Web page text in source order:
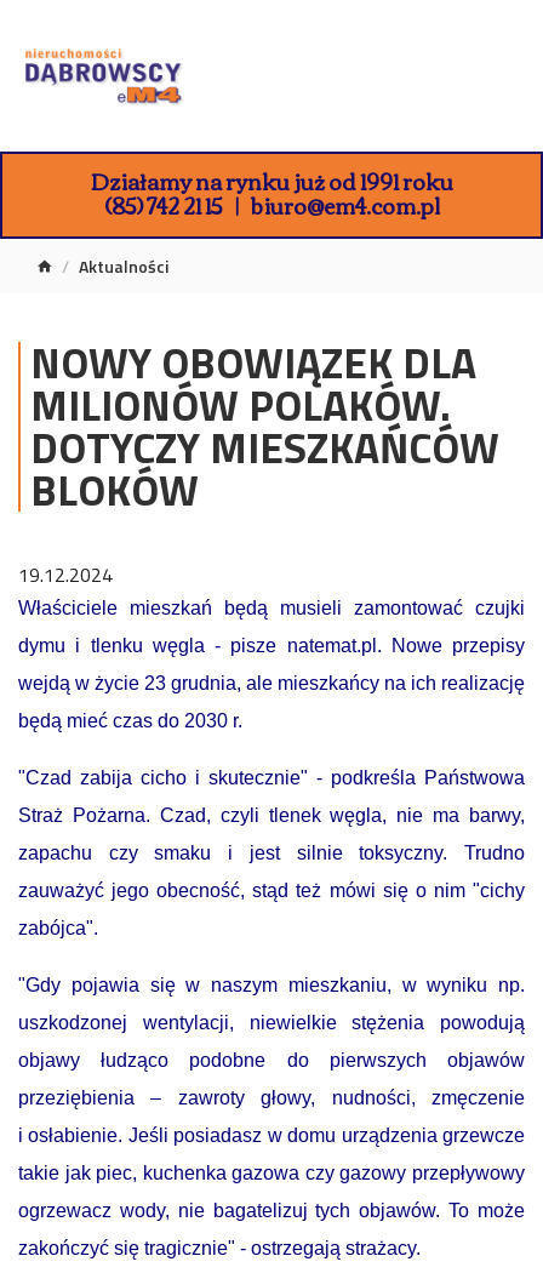
Działamy na rynku już od 1991 roku
(85) 742 21 15 biuro@em4.com.pl
Aktualności
NOWY OBOWIĄZEK DLA
MILIONÓW POLAKÓW.
DOTYCZY MIESZKAŃCÓW
BLOKÓW
19.12.2024
Właściciele mieszkań będą musieli zamontować czujki
dymu i tlenku węgla - pisze natemat.pl. Nowe przepisy
wejdą w życie 23 grudnia, ale mieszkańcy na ich realizację
będą mieć czas do 2030 r.
"Czad zabija cicho i skutecznie" - podkreśla Państwowa
Straż Pożarna. Czad, czyli tlenek węgla, nie ma barwy,
zapachu czy smaku i jest silnie toksyczny. Trudno
zauważyć jego obecność, stąd też mówi się o nim "cichy
zabójca".
"Gdy pojawia się w naszym mieszkaniu, w wyniku np.
uszkodzonej wentylacji, niewielkie stężenia powodują
objawy łudząco podobne do pierwszych objawów
przeziębienia – zawroty głowy, nudności, zmęczenie
i osłabienie. Jeśli posiadasz w domu urządzenia grzewcze
takie jak piec, kuchenka gazowa czy gazowy przepływowy
ogrzewacz wody, nie bagatelizuj tych objawów. To może
zakończyć się tragicznie" - ostrzegają strażacy.